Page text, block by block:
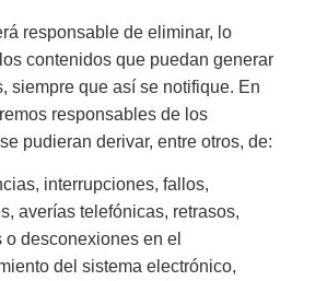
responsable de eliminar, lo
contenidos que puedan generar
siempre que así se notifique. En
responsables de los
pudieran derivar, entre otros, de:
interrupciones, fallos,
averías telefónicas, retrasos,
o desconexiones en el
del sistema electrónico,